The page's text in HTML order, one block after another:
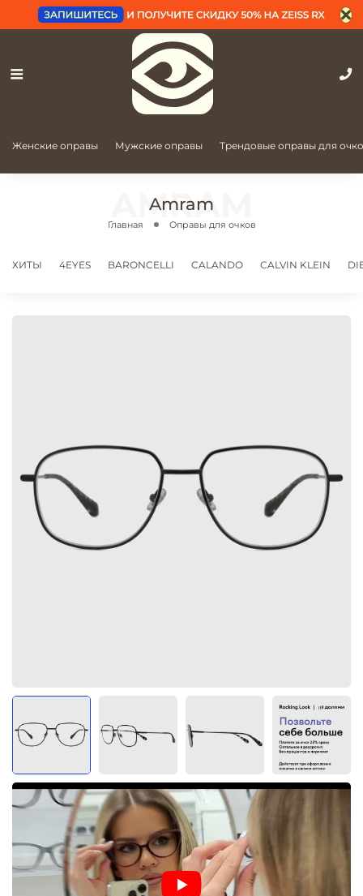
Женские оправы Мужские оправы Трендовые оправы для
Amram
Главная Оправы для очков
ХИТЫ 4EYES BARONCELLI CALANDO CALVIN KLEIN